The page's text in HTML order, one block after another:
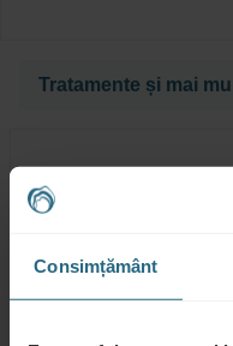
Consimțământ
Tratamente și mai
sănătate a clientului și
cum ar fi exerciții de
antrenor (de 2 ori pe